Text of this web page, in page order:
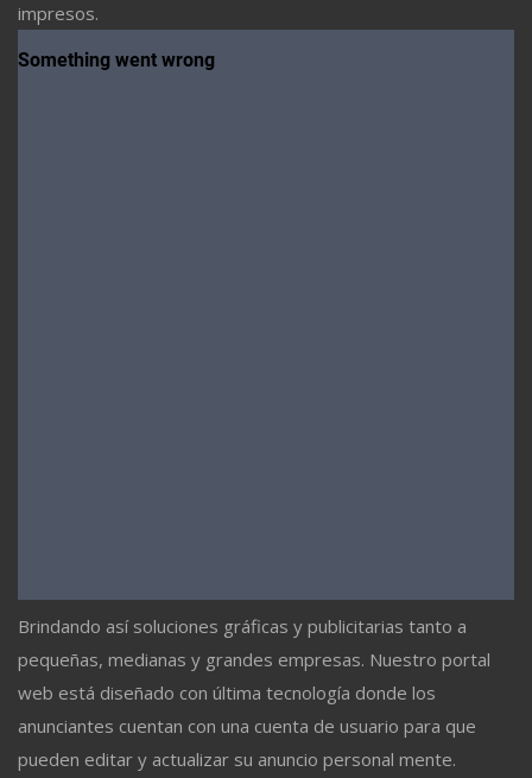
impresos.
Brindando así soluciones gráficas y publicitarias tanto a
pequeñas, medianas y grandes empresas. Nuestro portal
web está diseñado con última tecnología donde los
anunciantes cuentan con una cuenta de usuario para que
pueden editar y actualizar su anuncio personal mente.